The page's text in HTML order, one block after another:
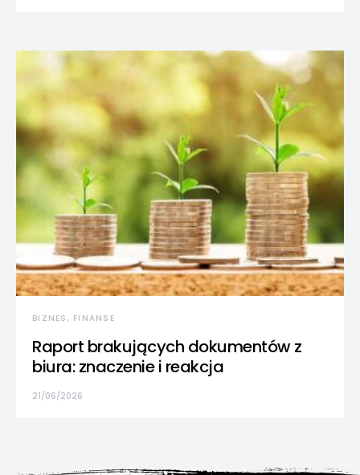
BIZNES, FINANSE
Raport brakujących dokumentów z
biura: znaczenie i reakcja
21/06/2026